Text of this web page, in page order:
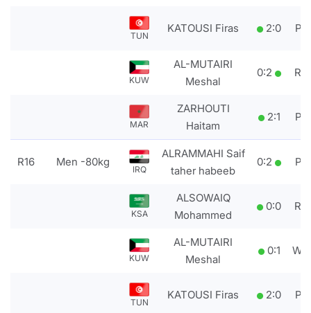
TUN
KATOUSI Firas 2:0
KUW
AL-MUTAIRI
Meshal
0:2
MAR
ZARHOUTI
Haitam
2:1
R16 Men -80kg
IRQ
ALRAMMAHI Saif
taher habeeb
0:2
KSA
ALSOWAIQ
Mohammed
0:0
KUW
AL-MUTAIRI
Meshal
0:1
TUN
KATOUSI Firas 2:0